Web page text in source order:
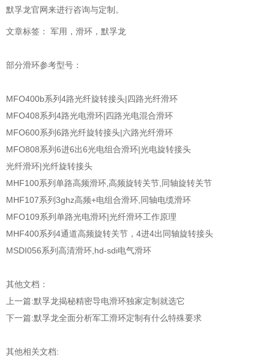
默孚龙官网来进行咨询与定制。
文章标签： 军用，滑环，默孚龙
部分滑环参考型号：
MFO400b系列4路光纤旋转接头|四路光纤滑环
MFO408系列4路光电滑环|四路光电混合滑环
MFO600系列6路光纤旋转接头|六路光纤滑环
MFO808系列6进6出6光电组合滑环|光电旋转接头
光纤滑环|光纤旋转接头
MHF100系列单路高频滑环,高频旋转关节,同轴旋转关节
MHF107系列3ghz高频+电组合滑环,同轴电缆滑环
MFO109系列单路光电滑环|光纤滑环工作原理
MHF400系列4通道高频旋转关节，4进4出同轴旋转接头
MSDI056系列高清滑环,hd-sdi电气滑环
其他文档：
上一篇:默孚龙揭秘精密导电滑环独家定制就选它
下一篇:默孚龙全面分析军工滑环定制有什么特殊要求
其他相关文档: